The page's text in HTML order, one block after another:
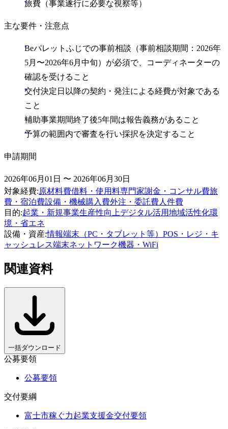
旅費（事業遂行に必要な視察等）
主な要件・注意点
Beパレットふじでの事前相談（事前相談期間：2026年
5月〜2026年6月中旬）が必須で、コーディネーターの
確認を受けること
交付決定日以降の契約・発注による経費が対象である
こと
補助事業期間終了後5年間は報告義務があること
予算の範囲内で審査を行い採択を決定すること
申請期間
2026年06月01日 〜 2026年06月30日
対象経費:原材料費借料・使用料専門家謝金・コンサル費旅
費・宿泊費設備・機械購入費外注・委託費人件費
目的:起業・新規事業生産性向上デジタル活用地域活性化環
境・省エネ
設備・資産:情報端末（PC・タブレット等） POS・レジ・キ
ャッシュレス端末ネットワーク機器・WiFi
関連資料
一括ダウンロード
公募要領
公募要領
交付要綱
富士市稼ぐ力起業支援金交付要領